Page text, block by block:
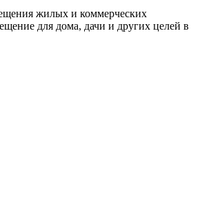
жилых и коммерческих
для дома, дачи и других целей в